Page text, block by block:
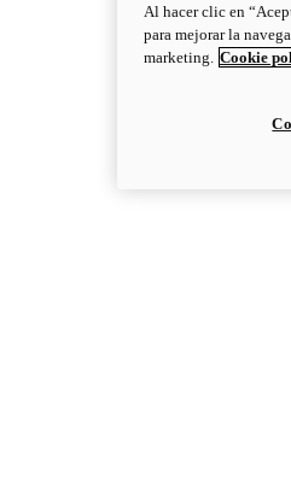
Al hacer clic en
para mejorar la
marketing. Cookie